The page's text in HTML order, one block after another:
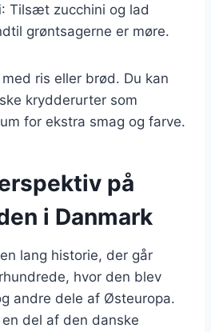
: Tilsæt zucchini og lad
grøntsagerne er møre.
ris eller brød. Du kan
krydderurter som
for ekstra smag og farve.
på
i Danmark
lang historie, der går
hvor den blev
andre dele af Østeuropa.
del af den danske